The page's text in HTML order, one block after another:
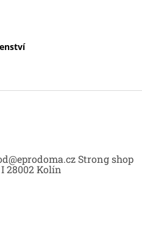
Strong shop
28002 Kolín